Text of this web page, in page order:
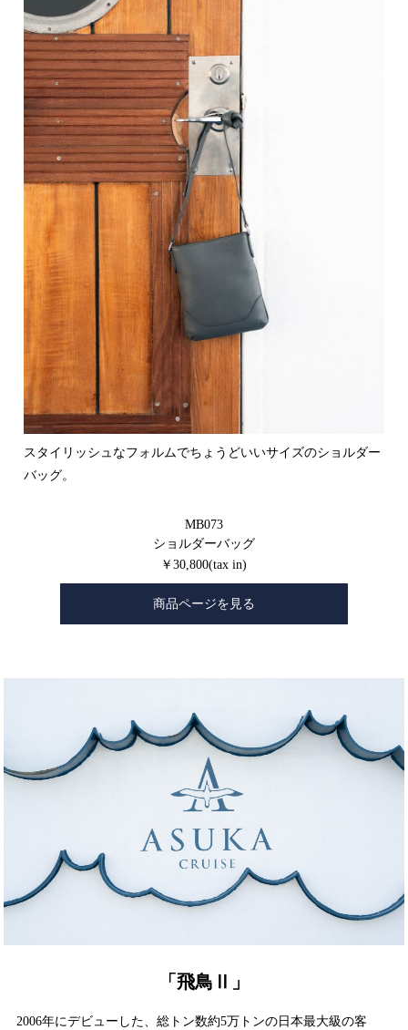
スタイリッシュなフォルムでちょうどいいサイズのショルダー
バッグ。
MB073
ショルダーバッグ
￥30,800(tax in)
商品ページを見る
「飛鳥Ⅱ」
2006年にデビューした、総トン数約5万トンの日本最大級の客